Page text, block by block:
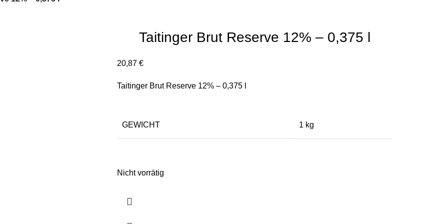
Taitinger Brut Reserve 12% – 0,375 l
20,87 €
Taitinger Brut Reserve 12% – 0,375 l
GEWICHT 1 kg
Nicht vorrätig